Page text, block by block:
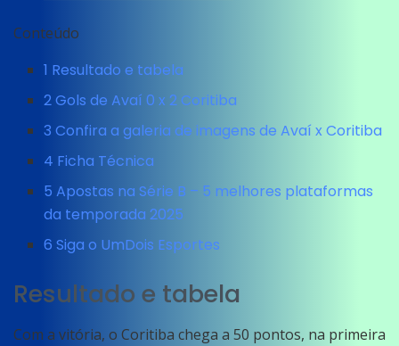
Conteúdo
1 Resultado e tabela
2Gols de Avaí 0 x 2 Coritiba
3 Confira a galeria de imagens de Avaí x Coritiba
4 Ficha Técnica
5 Apostas na Série B – 5 melhores plataformas
da temporada 2025
6 Siga o UmDois Esportes
Resultado e tabela
Com a vitória, o Coritiba chega a 50 pontos, na primeira